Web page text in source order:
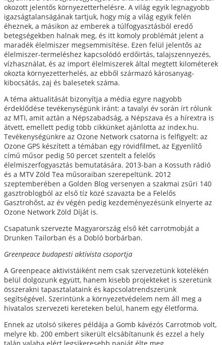
okozott jelentős környezetterhelésre. A világ egyik legnagyobb
igazságtalanságának tartjuk, hogy míg a világ egyik felén
éheznek, a másikon az emberek a túlfogyasztásból eredő
betegségekben halnak meg, és itt komoly problémát jelent a
maradék élelmiszer megsemmisítése. Ezen felül jelentős az
élelmiszer-termeléshez kapcsolódó erdőirtás, talajszennyezés,
vízhasználat, és az import élelmiszerek által megtett kilométerek
okozta környezetterhelés, az ebből származó károsanyag-
kibocsátás, zaj és balesetek száma.
A téma aktualitását bizonyítja a média egyre nagyobb
érdeklődése tevékenységünk iránt: a tavalyi év során írt rólunk
az MTI, amit aztán a Népszabadság, a Népszava és a hírextra is
átvett, emellett pedig több cikkünket ajánlotta az index.hu.
Tevékenységünkre az Ozone Network csatorna is felfigyelt: az
Ozone GPS készített a témában egy rövidfilmet, az Egyenlítő
című műsor pedig 50 percet szentelt a felelős
élelmiszerfogyasztás bemutatására. 2013-ban a Kossuth rádió
és a MTV Zöld Tea műsoraiban szerepeltünk. 2012
szeptemberében a Golden Blog versenyen a szakmai zsűri 140
gasztroblogból az első tíz közé szavazta be a Felelős
Gasztrohőst, az év végén pedig kezdeményezésünk elnyerte az
Ozone Network Zöld Díját is.
Csapatunk szervezte Magyarország első két carrotmobját a
Drunken Tailorban és a Dobló borbárban.
Greenpeace budapesti aktivista csoportja
A Greenpeace aktivistáiként nem csak szervezetünk kötelékén
belül dolgozunk együtt, hanem kisebb projekteket is szeretünk
összerakni tapasztalataink és kapcsolatrendszerünk
segítségével. Szerintünk a környezetvédelem nem áll meg a
hivatalos szervezeti kereteken belül, hanem egy életforma.
Ennek az utolsó sikeres példája a Gomb kávézós Carrotmob volt,
melyre kb. 200 embert sikerült elcsábítanunk és ezzel a hely